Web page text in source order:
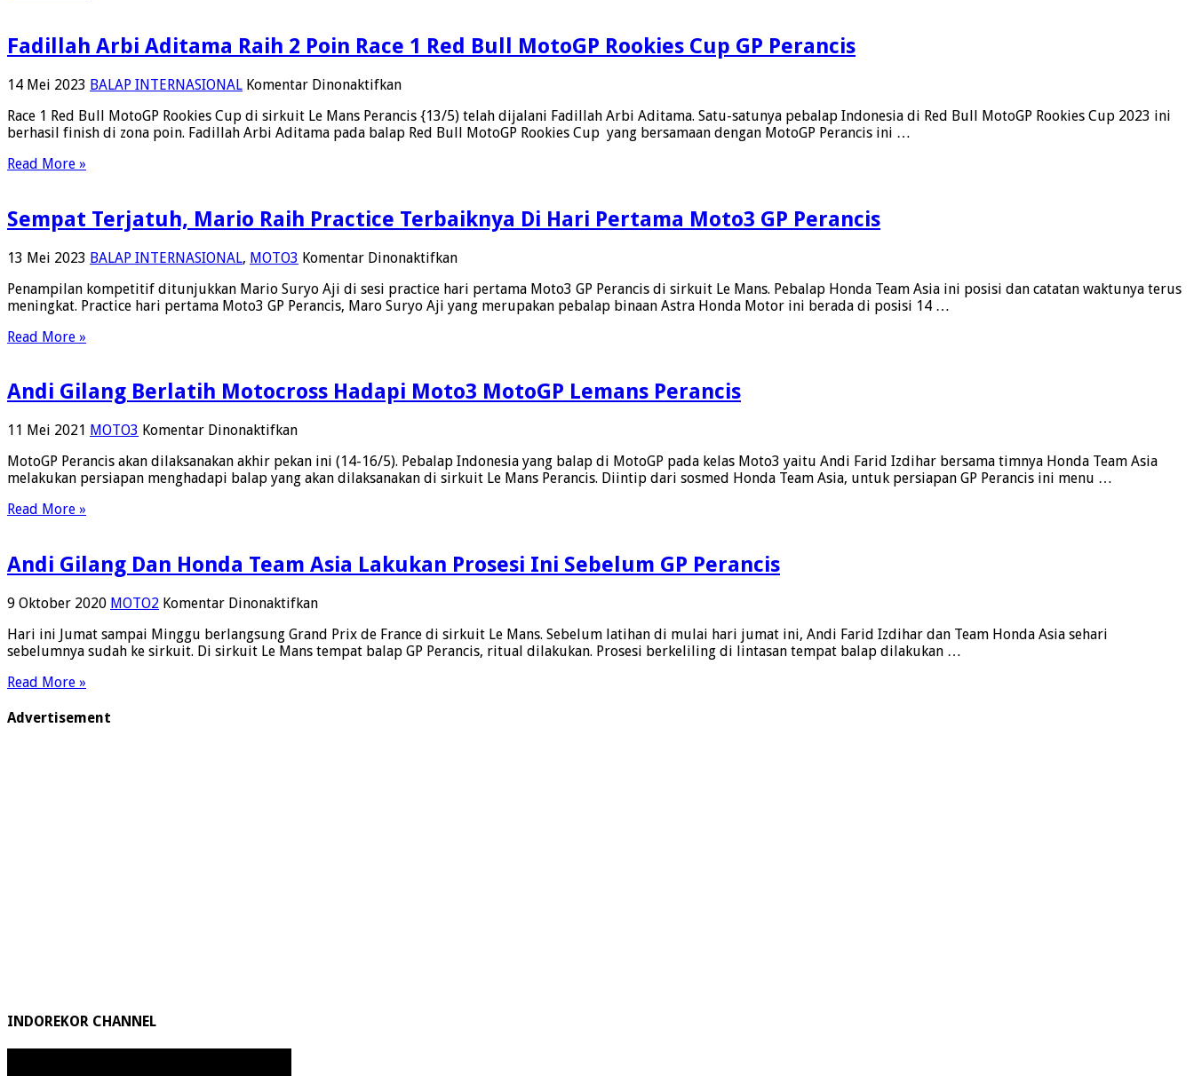
GP
Perancis
Fadillah Arbi Aditama Raih 2 Poin Race 1 Red Bull MotoGP Rookies Cup GP Perancis
14 Mei 2023 BALAP INTERNASIONAL Komentar Dinonaktifkanpada
Arbi
Aditama
1
Red
Bull
Rookies
Cup
GP
Race 1 Red Bull MotoGP Rookies Cup di sirkuit Le Mans Perancis {13/5) telah dijalani Fadillah Arbi Aditama. Satu-satunya pebalap Indonesia di Red Bull MotoGP Rookies Cup 2023 ini
berhasil finish di zona poin. Fadillah Arbi Aditama pada balap Red Bull MotoGP Rookies Cup yang bersamaan dengan MotoGP Perancis ini …
Read More »
Sempat Terjatuh, Mario Raih Practice Terbaiknya Di Hari Pertama Moto3 GP Perancis
13 Mei 2023 BALAP INTERNASIONAL, MOTO3 Komentar Dinonaktifkanpada
Terjatuh,
Mario
Hari
Perancis
Penampilan kompetitif ditunjukkan Mario Suryo Aji di sesi practice hari pertama Moto3 GP Perancis di sirkuit Le Mans. Pebalap Honda Team Asia ini posisi dan catatan waktunya terus
meningkat. Practice hari pertama Moto3 GP Perancis, Maro Suryo Aji yang merupakan pebalap binaan Astra Honda Motor ini berada di posisi 14 …
Read More »
Andi Gilang Berlatih Motocross Hadapi Moto3 MotoGP Lemans Perancis
11 Mei 2021 MOTO3 Komentar Dinonaktifkanpada
Gilang
Berlatih
Lemans
MotoGP Perancis akan dilaksanakan akhir pekan ini (14-16/5). Pebalap Indonesia yang balap di MotoGP pada kelas Moto3 yaitu Andi Farid Izdihar bersama timnya Honda Team Asia
melakukan persiapan menghadapi balap yang akan dilaksanakan di sirkuit Le Mans Perancis. Diintip dari sosmed Honda Team Asia, untuk persiapan GP Perancis ini menu …
Read More »
Andi Gilang Dan Honda Team Asia Lakukan Prosesi Ini Sebelum GP Perancis
9 Oktober 2020 MOTO2 Komentar Dinonaktifkanpada
Gilang
Dan
Hari ini Jumat sampai Minggu berlangsung Grand Prix de France di sirkuit Le Mans. Sebelum latihan di mulai hari jumat ini, Andi Farid Izdihar dan Team Honda Asia sehari
sebelumnya sudah ke sirkuit. Di sirkuit Le Mans tempat balap GP Perancis, ritual dilakukan. Prosesi berkeliling di lintasan tempat balap dilakukan …
Read More »
Advertisement
INDOREKOR CHANNEL